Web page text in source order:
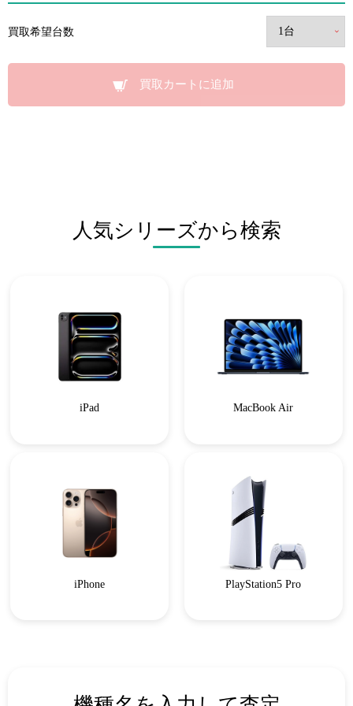
買取希望台数
買取カートに追加
人気シリーズから検索
iPad MacBook Air
iPhone PlayStation5 Pro